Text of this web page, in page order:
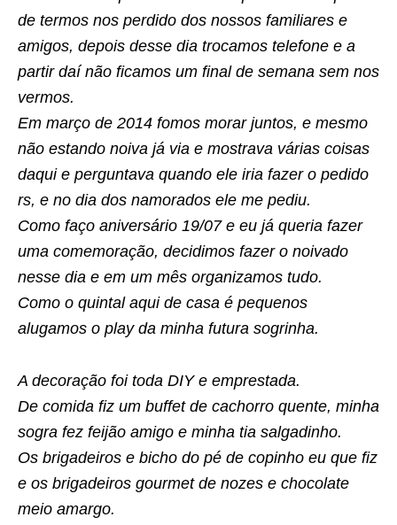
de termos nos perdido dos nossos familiares e
amigos, depois desse dia trocamos telefone e a
partir daí não ficamos um final de semana sem nos
vermos.
Em março de 2014 fomos morar juntos, e mesmo
não estando noiva já via e mostrava várias coisas
daqui e perguntava quando ele iria fazer o pedido
rs, e no dia dos namorados ele me pediu.
Como faço aniversário 19/07 e eu já queria fazer
uma comemoração, decidimos fazer o noivado
nesse dia e em um mês organizamos tudo.
Como o quintal aqui de casa é pequenos
alugamos o play da minha futura sogrinha.
A decoração foi toda DIY e emprestada.
De comida fiz um buffet de cachorro quente, minha
sogra fez feijão amigo e minha tia salgadinho.
Os brigadeiros e bicho do pé de copinho eu que fiz
e os brigadeiros gourmet de nozes e chocolate
meio amargo.